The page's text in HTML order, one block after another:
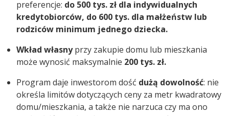
preferencje: do 500 tys. zł dla indywidualnych
kredytobiorców, do 600 tys. dla małżeństw lub
rodziców minimum jednego dziecka.
Wkład własnyprzy zakupie domu lub mieszkania
może wynosić maksymalnie 200 tys. zł.
Program daje inwestorom dość dużą dowolność: nie
określa limitów dotyczących ceny za metr kwadratowy
domu/mieszkania, a także nie narzuca czy ma ono